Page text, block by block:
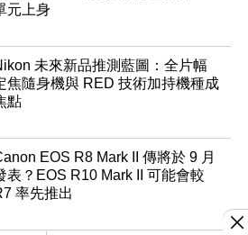
元上身
未來新品推測藍圖：全片幅
焦隨身機與 RED 技術加持機種成
點
EOS R8 Mark II 傳將於 9 月
表？EOS R10 Mark II 可能會較
率先推出